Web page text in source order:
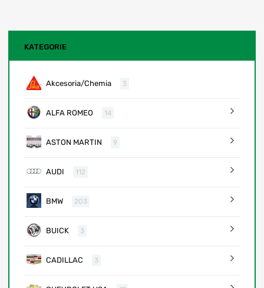
KATEGORIE
Akcesoria/Chemia 3
ALFA ROMEO 14
ASTON MARTIN 9
AUDI 112
BMW 203
BUICK 3
CADILLAC 3